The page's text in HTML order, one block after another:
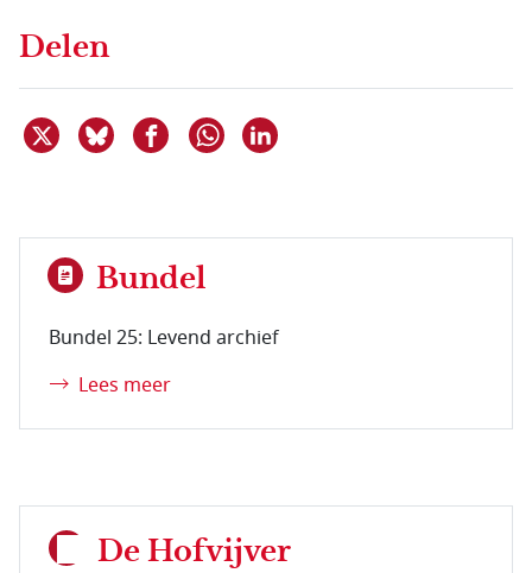
Delen
Deel dit item op X
Deel dit item op Bluesky
Deel dit item op Facebook
Delen via WhatsApp
Bundel
Bundel 25: Levend archief
Lees meer
De Hofvijver